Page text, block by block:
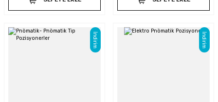
İndirim İndirim